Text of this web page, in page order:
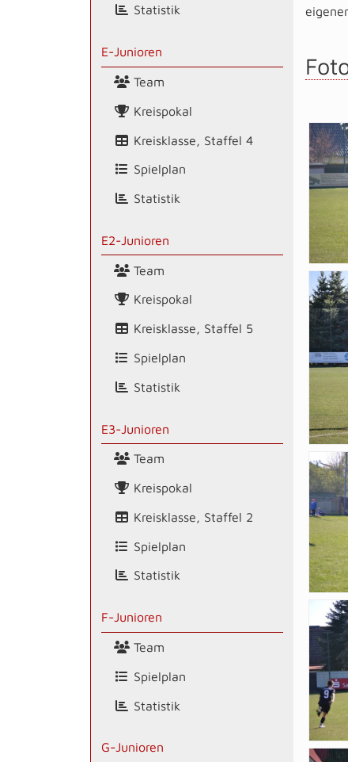
Statistik
E-Junioren
Team
Kreispokal
Kreisklasse, Staffel 4
Spielplan
Statistik
E2-Junioren
Team
Kreispokal
Kreisklasse, Staffel 5
Spielplan
Statistik
E3-Junioren
Team
Kreispokal
Kreisklasse, Staffel 2
Spielplan
Statistik
F-Junioren
Team
Spielplan
Statistik
G-Junioren